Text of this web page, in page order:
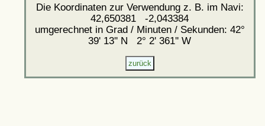
Die Koordinaten zur Verwendung z. B. im Navi:
42,650381 -2,043384
umgerechnet in Grad / Minuten / Sekunden: 42°
39' 13'' N 2° 2' 361'' W